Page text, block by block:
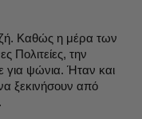
Καθώς η μέρα των
Πολιτείες, την
για ψώνια. Ήταν και
ξεκινήσουν από